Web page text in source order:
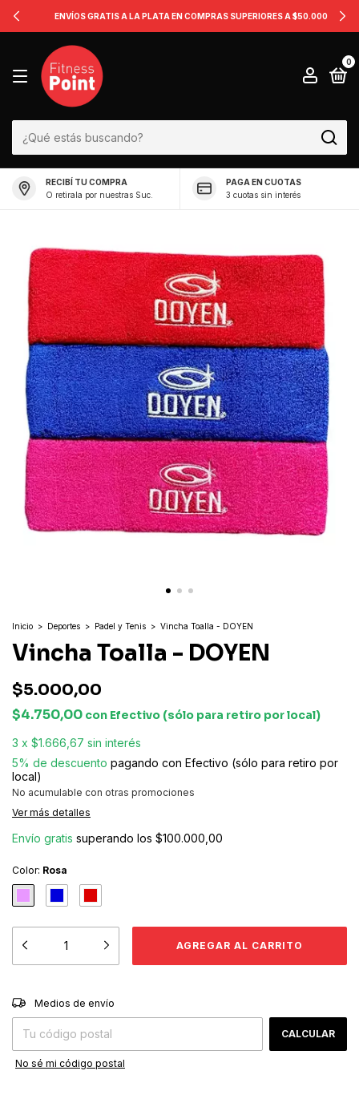
ENVÍOS GRATIS A LA PLATA EN COMPRAS SUPERIORES A $50.000
0
RECIBÍ TU COMPRA
O retirala por nuestras Suc.
PAGA EN CUOTAS
3 cuotas sin interés
Inicio > Deportes > Padel y Tenis > Vincha Toalla - DOYEN
Vincha Toalla - DOYEN
$5.000,00
$4.750,00 con Efectivo (sólo para retiro por local)
3 x $1.666,67 sin interés
5% de descuento pagando con Efectivo (sólo para retiro por
local)
No acumulable con otras promociones
Ver más detalles
Envío gratis superando los $100.000,00
Color: Rosa
Entregas para el CP:
Medios de envío
CALCULAR
No sé mi código postal